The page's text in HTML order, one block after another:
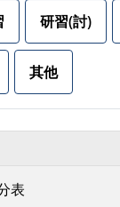
研習(討)
其他
表